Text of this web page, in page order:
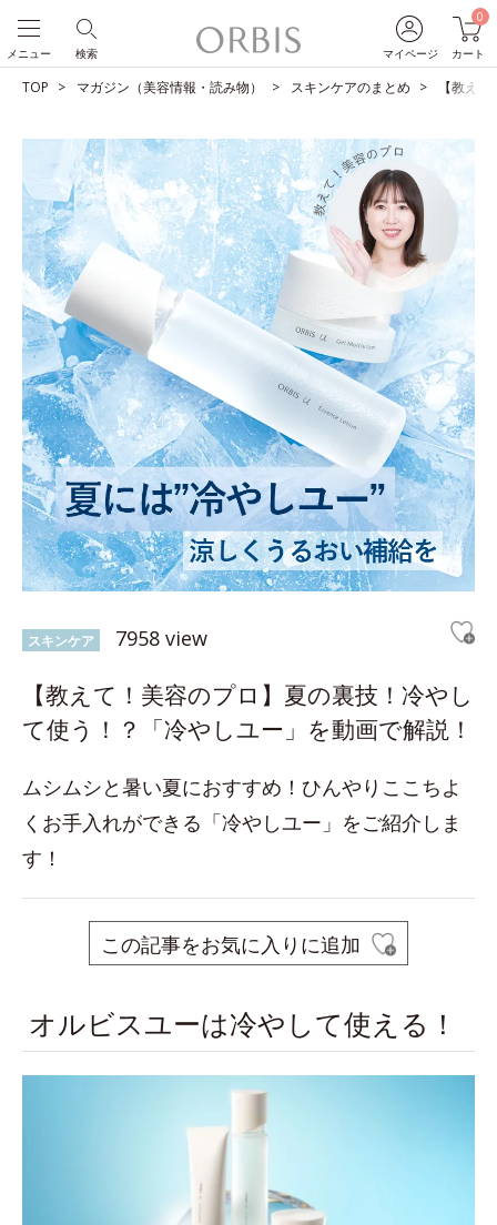
マイページ
0
カート
検索
メニュー
TOP マガジン（美容情報・読み物） スキンケアのまとめ 【教え
スキンケア 7958 view
【教えて！美容のプロ】夏の裏技！冷やし
て使う！？「冷やしユー」を動画で解説！
ムシムシと暑い夏におすすめ！ひんやりここちよ
くお手入れができる「冷やしユー」をご紹介しま
す！
この記事をお気に入りに追加
オルビスユーは冷やして使える！